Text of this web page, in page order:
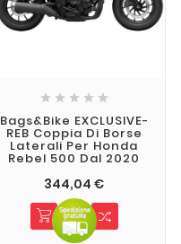
    
Bags&Bike EXCLUSIVE-
REB Coppia Di Borse
Laterali Per Honda
Rebel 500 Dal 2020
344,04 €